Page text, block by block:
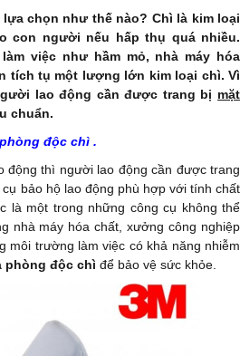
lựa chọn như thế nào? Chì là kim loại
con người nếu hấp thụ quá nhiều.
việc như hầm mỏ, nhà máy hóa
tích tụ một lượng lớn kim loại chì. Vì
lao động cần được trang bị mặt
chuẩn.
độc chì .
động thì người lao động cần được trang
bảo hộ lao động phù hợp với tính chất
là một trong những công cụ không thể
nhà máy hóa chất, xưởng công nghiệp
môi trường làm việc có khả năng nhiễm
phòng độc chì để bảo vệ sức khỏe.